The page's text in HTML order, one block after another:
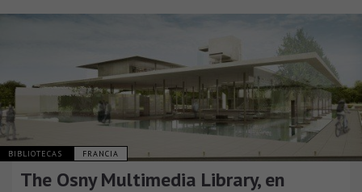
BIBLIOTECAS FRANCIA
The Osny Multimedia Library, en